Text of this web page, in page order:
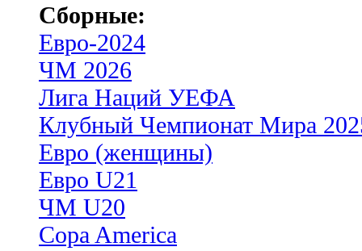
Сборные:
Евро-2024
ЧМ 2026
Лига Наций УЕФА
Клубный Чемпионат Мира
Евро (женщины)
Евро U21
ЧМ U20
Copa America